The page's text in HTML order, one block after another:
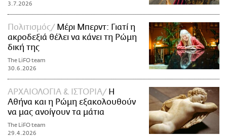
3.7.2026
Πολιτισμός
Μέρι Μπερντ: Γιατί η
ακροδεξιά θέλει να κάνει τη Ρώμη
δική της
The LiFO team
30.6.2026
ΑΡΧΑΙΟΛΟΓΙΑ & ΙΣΤΟΡΙΑ
Η
Αθήνα και η Ρώμη εξακολουθούν
να μας ανοίγουν τα μάτια
The LiFO team
29.4.2026